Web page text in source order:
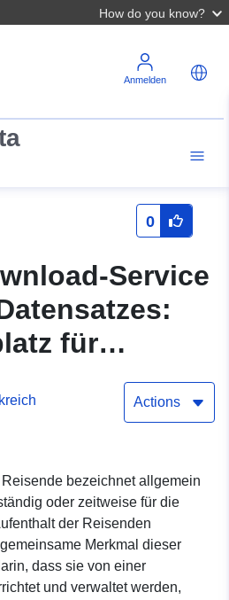
How do you know?
Anmelden
0
Service
für
Actions
bezeichnet allgemein
oder zeitweise für die
der Reisenden
Merkmal dieser
dass sie von einer
und verwaltet werden,